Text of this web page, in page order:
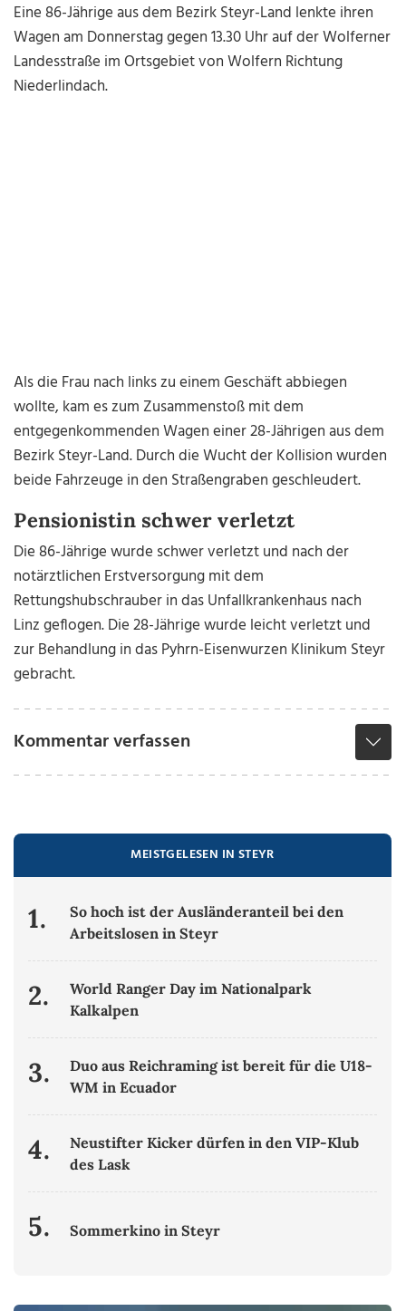
Eine 86-Jährige aus dem Bezirk Steyr-Land lenkte ihren
Wagen am Donnerstag gegen 13.30 Uhr auf der Wolferner
Landesstraße im Ortsgebiet von Wolfern Richtung
Niederlindach.
Als die Frau nach links zu einem Geschäft abbiegen
wollte, kam es zum Zusammenstoß mit dem
entgegenkommenden Wagen einer 28-Jährigen aus dem
Bezirk Steyr-Land. Durch die Wucht der Kollision wurden
beide Fahrzeuge in den Straßengraben geschleudert.
Pensionistin schwer verletzt
Die 86-Jährige wurde schwer verletzt und nach der
notärztlichen Erstversorgung mit dem
Rettungshubschrauber in das Unfallkrankenhaus nach
Linz geflogen. Die 28-Jährige wurde leicht verletzt und
zur Behandlung in das Pyhrn-Eisenwurzen Klinikum Steyr
gebracht.
Kommentar verfassen
MEISTGELESEN IN STEYR
1.
So hoch ist der Ausländeranteil bei den
Arbeitslosen in Steyr
2.
World Ranger Day im Nationalpark
Kalkalpen
3.
Duo aus Reichraming ist bereit für die U18-
WM in Ecuador
4.
Neustifter Kicker dürfen in den VIP-Klub
des Lask
5. Sommerkino in Steyr